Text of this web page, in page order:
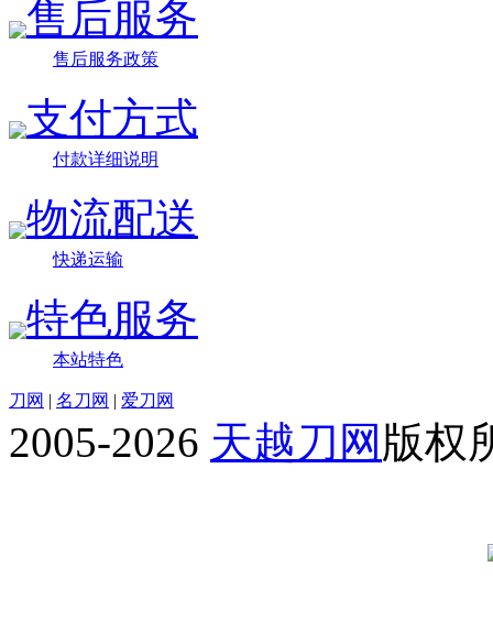
售后服务
售后服务政策
支付方式
付款详细说明
物流配送
快递运输
特色服务
本站特色
刀网 | 名刀网 | 爱刀网
2005-2026 天越刀网 版权